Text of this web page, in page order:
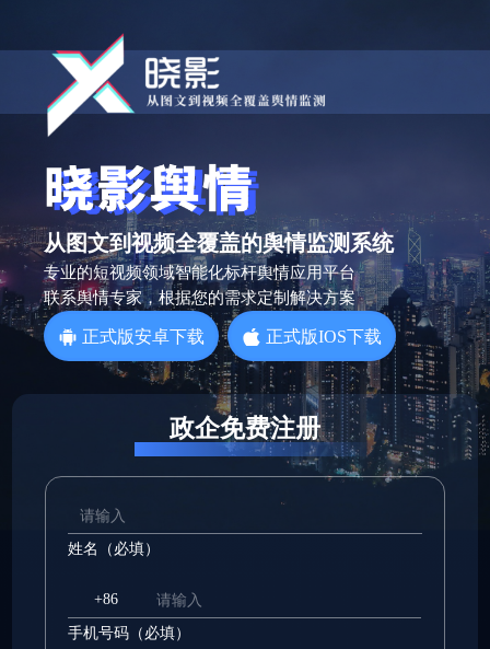
从图文到视频全覆盖的舆情监测系统
专业的短视频领域智能化标杆舆情应用平台
联系舆情专家，根据您的需求定制解决方案
正式版安卓下载 正式版IOS下载
政企免费注册
姓名（必填）
+86
手机号码（必填）